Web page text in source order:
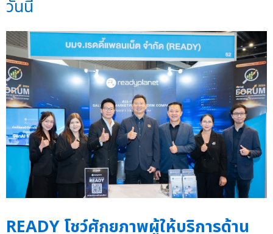
วันนี้
READY โชว์ศักยภาพผู้ให้บริการด้าน